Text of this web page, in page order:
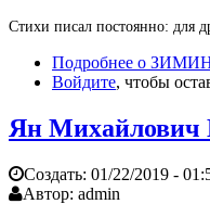
Стихи писал постоянно: для
Подробнее о
Войдите, чтобы
Ян Михайлович
Создать: 01/22/2019 -
Автор: admin